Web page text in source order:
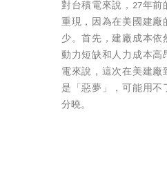
對台積電來說，27年前
重現，因為在美國建廠
少。首先，建廠成本依
動力短缺和人力成本高
電來說，這次在美建廠
是「惡夢」，可能用不
分曉。